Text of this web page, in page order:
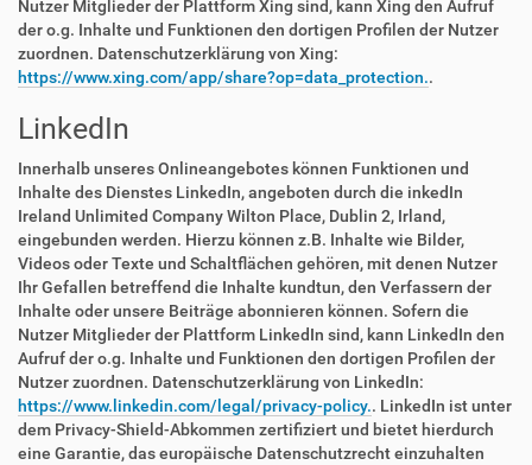
Nutzer Mitglieder der Plattform Xing sind, kann Xing den Aufruf
der o.g. Inhalte und Funktionen den dortigen Profilen der Nutzer
zuordnen. Datenschutzerklärung von Xing:
https://www.xing.com/app/share?op=data_protection..
LinkedIn
Innerhalb unseres Onlineangebotes können Funktionen und
Inhalte des Dienstes LinkedIn, angeboten durch die inkedIn
Ireland Unlimited Company Wilton Place, Dublin 2, Irland,
eingebunden werden. Hierzu können z.B. Inhalte wie Bilder,
Videos oder Texte und Schaltflächen gehören, mit denen Nutzer
Ihr Gefallen betreffend die Inhalte kundtun, den Verfassern der
Inhalte oder unsere Beiträge abonnieren können. Sofern die
Nutzer Mitglieder der Plattform LinkedIn sind, kann LinkedIn den
Aufruf der o.g. Inhalte und Funktionen den dortigen Profilen der
Nutzer zuordnen. Datenschutzerklärung von LinkedIn:
https://www.linkedin.com/legal/privacy-policy.. LinkedIn ist unter
dem Privacy-Shield-Abkommen zertifiziert und bietet hierdurch
eine Garantie, das europäische Datenschutzrecht einzuhalten